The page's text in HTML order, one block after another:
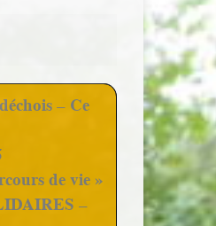
– Ce
de vie »
–